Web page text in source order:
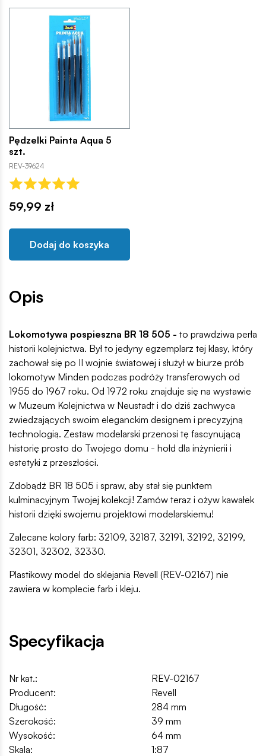
Pędzelki Painta Aqua 5
szt.
REV-39624
59,99 zł
Dodaj do koszyka
Opis
Lokomotywa pospieszna BR 18 505 - to prawdziwa perła
historii kolejnictwa. Był to jedyny egzemplarz tej klasy, który
zachował się po II wojnie światowej i służył w biurze prób
lokomotyw Minden podczas podróży transferowych od
1955 do 1967 roku. Od 1972 roku znajduje się na wystawie
w Muzeum Kolejnictwa w Neustadt i do dziś zachwyca
zwiedzających swoim eleganckim designem i precyzyjną
technologią. Zestaw modelarski przenosi tę fascynującą
historię prosto do Twojego domu - hołd dla inżynierii i
estetyki z przeszłości.
Zdobądź BR 18 505 i spraw, aby stał się punktem
kulminacyjnym Twojej kolekcji! Zamów teraz i ożyw kawałek
historii dzięki swojemu projektowi modelarskiemu!
Zalecane kolory farb: 32109, 32187, 32191, 32192, 32199,
32301, 32302, 32330.
Plastikowy model do sklejania Revell (REV-02167) nie
zawiera w komplecie farb i kleju.
Specyfikacja
Nr kat.:
REV-02167
Producent:
Revell
Długość:
284 mm
Szerokość:
39 mm
Wysokość:
64 mm
Skala:
1:87